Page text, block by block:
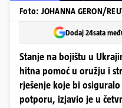
Foto: JOHANNA GERON/
Dodaj 24sata
Stanje na bojištu u
hitna pomoć u oružju i
rješenje koje bi
potporu, izjavio je u